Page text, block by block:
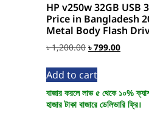
HP v250w 32GB USB
Price in Bangladesh
Metal Body Flash
৳1,200.00 ৳799.00
Add to cart
বাজার করলে লাভ ৫ থেকে ১০%
হাজার টাকা বাজারে ডেলিভারি ফ্রি।